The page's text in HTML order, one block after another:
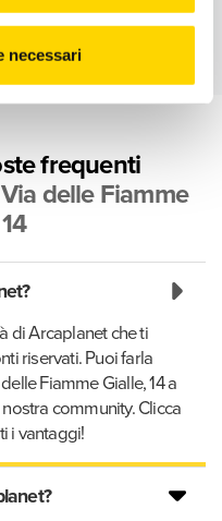
necessari
frequenti
delle Fiamme
di Arcaplanet che ti
riservati. Puoi farla
Fiamme Gialle, 14 a
community. Clicca
i vantaggi!